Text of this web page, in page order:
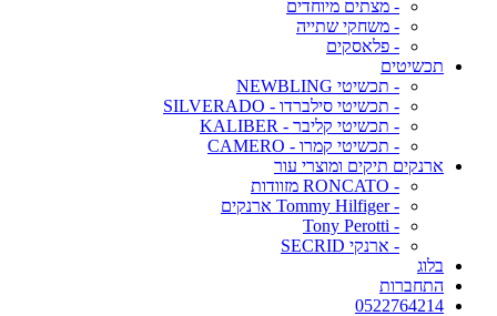
- מצתים מיוחדים
- משחקי שתייה
- פלאסקים
תכשיטים
- תכשיטי NEWBLING
- תכשיטי סילברדו - SILVERADO
- תכשיטי קליבר - KALIBER
- תכשיטי קמרו - CAMERO
ארנקים תיקים ומוצרי עור
- RONCATO מזוודות
- Tommy Hilfiger ארנקים
- Tony Perotti
- ארנקי SECRID
בלוג
התחברות
0522764214